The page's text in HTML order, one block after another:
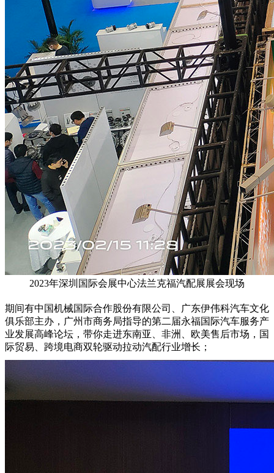
2023年深圳国际会展中心法兰克福汽配展展会现场
期间有中国机械国际合作股份有限公司、广东伊伟科汽车文化
俱乐部主办，广州市商务局指导的第二届永福国际汽车服务产
业发展高峰论坛，带你走进东南亚、非洲、欧美售后市场，国
际贸易、跨境电商双轮驱动拉动汽配行业增长；